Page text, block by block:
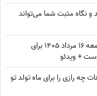
امروز جمعه 16 مرداد 1405 / لبخند و نگاه مثبت شما می‌تواند
کائنات پیام ویژه‌ای برات داره / پیام انگیزشی امروز جمعه 16 مرداد 1405 برای
+ ویدئو
16 مرداد 1405 ؛ امروز کائنات چه رازی را برای ماه تولد تو